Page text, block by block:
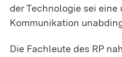
der Technologie sei eine
Kommunikation
Die Fachleute des RP